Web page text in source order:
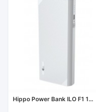
Hippo Power Bank ILO F1 1...